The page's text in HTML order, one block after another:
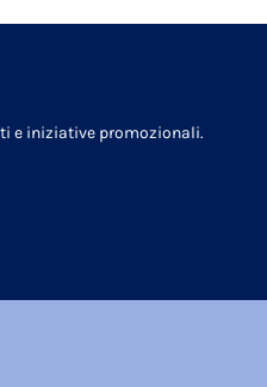
e iniziative promozionali.